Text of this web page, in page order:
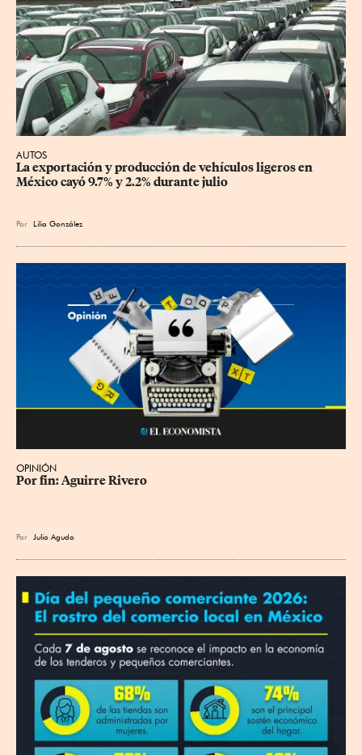
AUTOS
La exportación y producción de vehículos ligeros en
México cayó 9.7% y 2.2% durante julio
Por Lilia González
OPINIÓN
Por fin: Aguirre Rivero
Por Julio Agudo